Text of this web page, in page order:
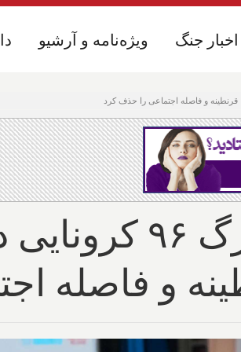
ویژه‌نامه و آرشیو اخبار جنگ ویژه‌نامه و آرشیو اخبار جنگ
هست یا نیست؟
و